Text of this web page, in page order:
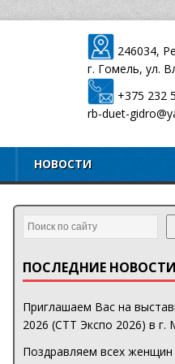
246034,
г. Гомель, ул.
+375 232
rb-duet-
НОВОСТИ
ПОСЛЕДНИЕ НОВОСТИ
Приглашаем Вас на
2026 (СТТ Экспо 2026) в г.
Поздравляем всех женщин